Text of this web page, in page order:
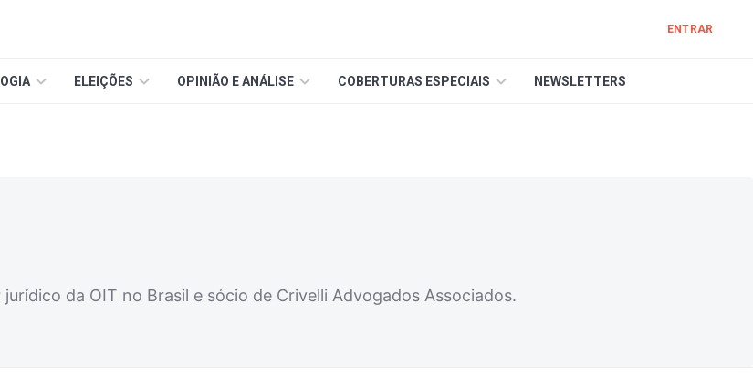
ENTRAR
ELEIÇÕES OPINIÃO E ANÁLISE COBERTURAS ESPECIAIS NEWSLETTERS
da OIT no Brasil e sócio de Crivelli Advogados Associados.